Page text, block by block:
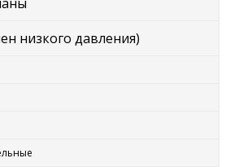
низкого давления)